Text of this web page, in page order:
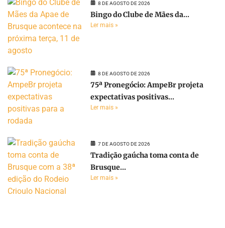
8 DE AGOSTO DE 2026
Bingo do Clube de Mães da...
Ler mais »
8 DE AGOSTO DE 2026
75ª Pronegócio: AmpeBr projeta
expectativas positivas...
Ler mais »
7 DE AGOSTO DE 2026
Tradição gaúcha toma conta de
Brusque...
Ler mais »